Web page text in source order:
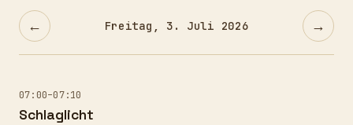
← Freitag, 3. Juli 2026 →
07:00–07:10
Schlaglicht